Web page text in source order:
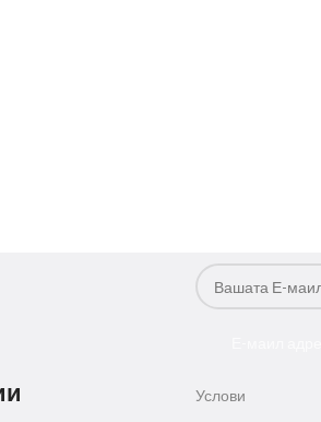
Услови